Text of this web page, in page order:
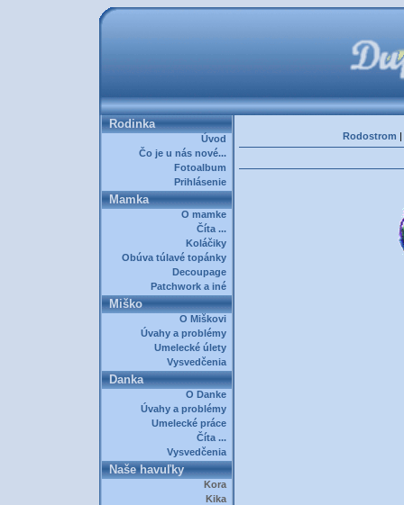
Rodinka
Úvod
Čo je u nás nové...
Fotoalbum
Prihlásenie
Mamka
O mamke
Číta ...
Koláčiky
Obúva túlavé topánky
Decoupage
Patchwork a iné
Miško
O Miškovi
Úvahy a problémy
Umelecké úlety
Vysvedčenia
Danka
O Danke
Úvahy a problémy
Umelecké práce
Číta ...
Vysvedčenia
Naše havuľky
Kora
Kika
Rodostrom |